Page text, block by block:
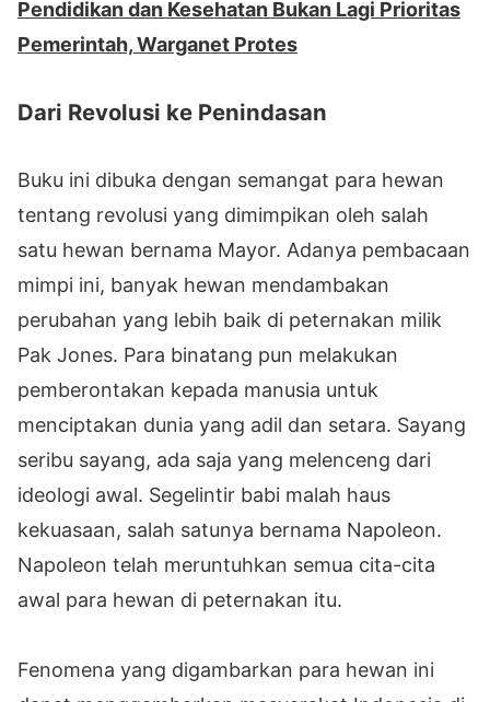
Pendidikan dan Kesehatan Bukan Lagi Prioritas
Pemerintah, Warganet Protes
Dari Revolusi ke Penindasan
Buku ini dibuka dengan semangat para hewan
tentang revolusi yang dimimpikan oleh salah
satu hewan bernama Mayor. Adanya pembacaan
mimpi ini, banyak hewan mendambakan
perubahan yang lebih baik di peternakan milik
Pak Jones. Para binatang pun melakukan
pemberontakan kepada manusia untuk
menciptakan dunia yang adil dan setara. Sayang
seribu sayang, ada saja yang melenceng dari
ideologi awal. Segelintir babi malah haus
kekuasaan, salah satunya bernama Napoleon.
Napoleon telah meruntuhkan semua cita-cita
awal para hewan di peternakan itu.
Fenomena yang digambarkan para hewan ini